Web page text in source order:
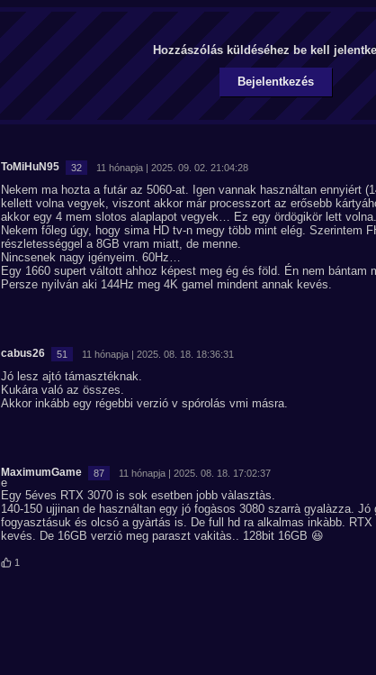
Hozzászólás küldéséhez be kell
Bejelentkezés
ToMiHuN95 32 11 hónapja | 2025. 09. 02. 21:04:28
Nekem ma hozta a futár az 5060-at. Igen vannak használtan ennyiért
kellett volna vegyek, viszont akkor már processzort az erősebb
akkor egy 4 mem slotos alaplapot vegyek… Ez egy ördögikör lett
Nekem főleg úgy, hogy sima HD tv-n megy több mint elég. Szerintem
részletességgel a 8GB vram miatt, de menne.
Nincsenek nagy igényeim. 60Hz…
Egy 1660 supert váltott ahhoz képest meg ég és föld. Én nem bántam
Persze nyilván aki 144Hz meg 4K gamel mindent annak kevés.
cabus26 51 11 hónapja | 2025. 08. 18. 18:36:31
Jó lesz ajtó támasztéknak.
Kukára való az összes.
Akkor inkább egy régebbi verzió v spórolás vmi másra.
MaximumGame 87 11 hónapja | 2025. 08. 18. 17:02:37
Egy 5éves RTX 3070 is sok esetben jobb vàlasztàs.
140-150 ujjinan de használtan egy jó fogàsos 3080 szarrà gyalàzza.
fogyasztásuk és olcsó a gyàrtás is. De full hd ra alkalmas inkàbb.
kevés. De 16GB verzió meg paraszt vakitàs.. 128bit 16GB 😆
1